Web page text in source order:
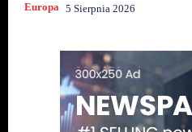
Europa 5 Sierpnia 2026